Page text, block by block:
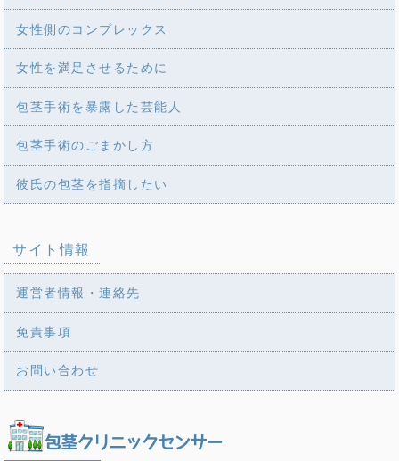
女性側のコンプレックス
女性を満足させるために
包茎手術を暴露した芸能人
包茎手術のごまかし方
彼氏の包茎を指摘したい
サイト情報
運営者情報・連絡先
免責事項
お問い合わせ